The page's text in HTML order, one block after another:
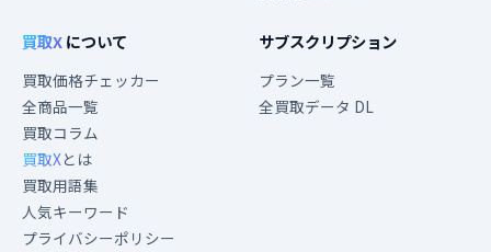
買取Xについて
買取価格チェッカー
全商品一覧
買取コラム
買取Xとは
買取用語集
人気キーワード
プライバシーポリシー
サブスクリプション
プラン一覧
全買取データ DL